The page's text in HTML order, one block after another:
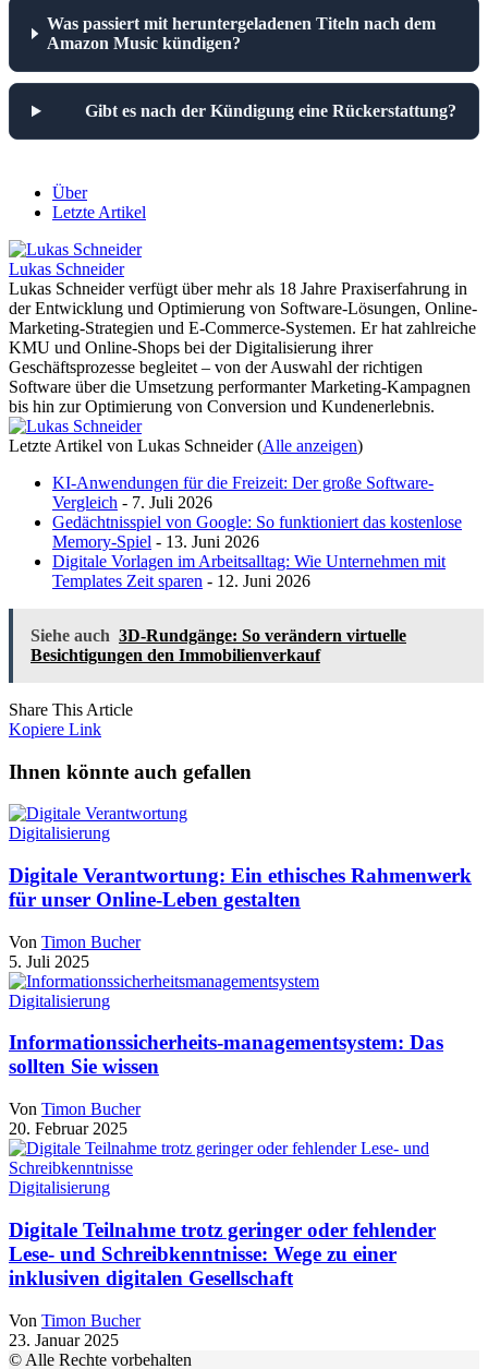
Was passiert mit heruntergeladenen Titeln nach dem
Amazon Music kündigen?
Gibt es nach der Kündigung eine Rückerstattung?
Über
Letzte Artikel
Lukas Schneider
Lukas Schneider verfügt über mehr als 18 Jahre Praxiserfahrung in
der Entwicklung und Optimierung von Software-Lösungen, Online-
Marketing-Strategien und E-Commerce-Systemen. Er hat zahlreiche
KMU und Online-Shops bei der Digitalisierung ihrer
Geschäftsprozesse begleitet – von der Auswahl der richtigen
Software über die Umsetzung performanter Marketing-Kampagnen
bis hin zur Optimierung von Conversion und Kundenerlebnis.
Letzte Artikel von Lukas Schneider(Alle anzeigen)
KI-Anwendungen für die Freizeit: Der große Software-
Vergleich - 7. Juli 2026
Gedächtnisspiel von Google: So funktioniert das kostenlose
Memory-Spiel - 13. Juni 2026
Digitale Vorlagen im Arbeitsalltag: Wie Unternehmen mit
Templates Zeit sparen - 12. Juni 2026
Siehe auch 3D-Rundgänge: So verändern virtuelle
Besichtigungen den Immobilienverkauf
Share This Article
Kopiere Link
Ihnen könnte auch gefallen
Digitalisierung
Digitale Verantwortung: Ein ethisches Rahmenwerk
für unser Online-Leben gestalten
Von Timon Bucher
5. Juli 2025
Digitalisierung
Informationssicherheits-managementsystem: Das
sollten Sie wissen
Von Timon Bucher
20. Februar 2025
Digitalisierung
Digitale Teilnahme trotz geringer oder fehlender
Lese- und Schreibkenntnisse: Wege zu einer
inklusiven digitalen Gesellschaft
Von Timon Bucher
23. Januar 2025
© Alle Rechte vorbehalten